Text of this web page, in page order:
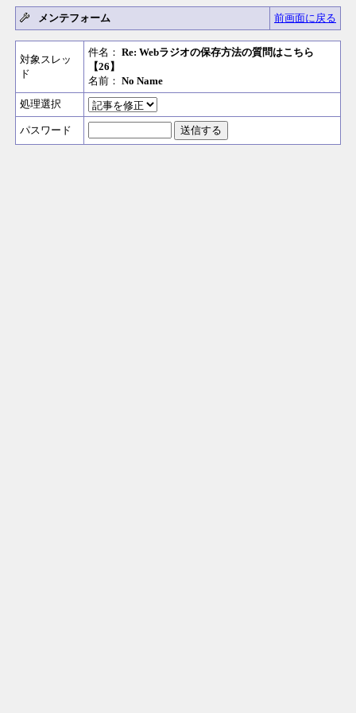
メンテフォーム 前画面に戻る
対象スレッ
ド
件名： Re: Webラジオの保存方法の質問はこちら
【26】
名前： No Name
処理選択
パスワード